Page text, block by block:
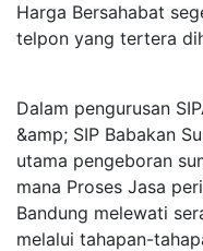
Harga Bersahabat
telpon yang tertera
Dalam pengurusan
&amp; SIP Babakan
utama pengeboran
mana Proses Jasa
Bandung melewati
melalui tahapan-